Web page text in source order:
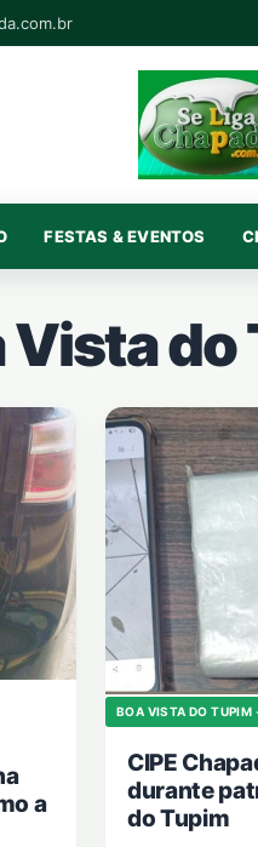
FESTAS & EVENTOS
Vista do
a
BOA VISTA DO TUPIM
CIPE
durante
do Tupim